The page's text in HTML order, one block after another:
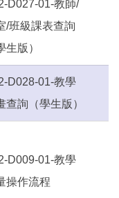
D027-01-教師/
/班級課表查詢
生版）
D028-01-教學
查詢（學生版）
D009-01-教學
操作流程